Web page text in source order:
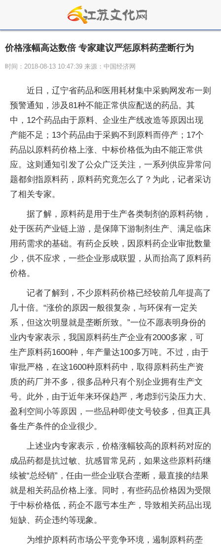
价格涨幅高达数倍 专家建议严惩原料药垄断行为
时间：2018-08-13 10:47:39 来源：中国经济网
近日，辽宁省药品和医用耗材集中采购网发布一则
预警通知，涉及81种不能正常供应配送的药品。其
中，12个药品由于原料、企业生产线改造等原因出现
产能不足；13个药品由于采购不到原料而停产；17个
药品以原料药价格上涨、中标价格低为由不能正常供
应。这则通知引发了公众广泛关注，一系列供应异常问
题都剑指原料药，原料药究竟怎么了？为此，记者采访
了相关专家。
据了解，原料药是用于生产各类制剂的原料药物，
处于医药产业链上游，是保障下游制剂生产、满足临床
用药需求的基础。有药企反映，因原料药企业审批数量
少，供不应求，一些企业形成联盟，从而抬高了原料药
价格。
记者了解到，不少原料药价格已经较前几年提高了
几十倍。“涨价的原因一般很复杂，与环保有一定关
系，但这次明显就是垄断所致。”一位不愿表明身份的
业内专家表示，我国原料药生产企业有2000多家，可
生产原料药1600种，年产量达100多万吨。不过，由于
审批严格，在这1600种原料药中，取得原料药生产资
质的药厂并不多，很多品种只有个别企业拥有生产文
号。此外，由于近年来环保趋严，考虑到污染压力大、
盈利空间小等原因，一些品种即使文号较多，但真正具
备生产条件的企业很少。
上述业内专家表示，价格涨幅较高的原料药对应的
成品药都是抗过敏、抗感冒常见药，如果这些原料药继
续被“总经销”，任由一些企业联合垄断，最直接的结果
就是相关药品价格上涨。同时，有些药品价格因为受限
于中标价格低，药企不愿亏本生产，导致相关药品出现
短缺、药企违约等现象。
为维护原料药市场公平竞争环境，遏制原料药垄